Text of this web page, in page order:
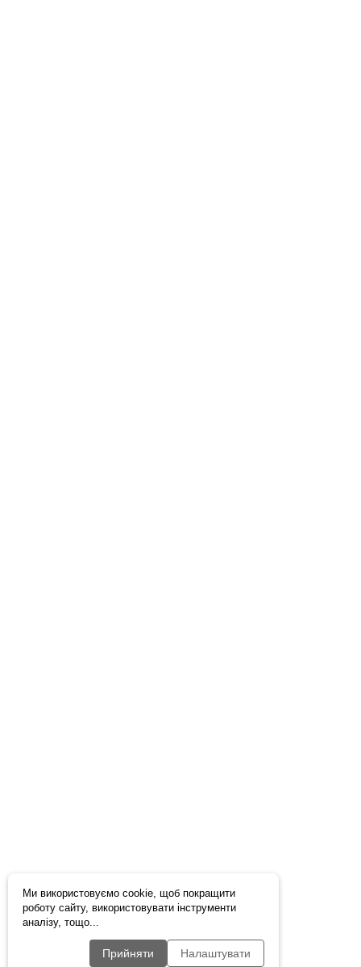
Ми використовуємо cookie, щоб покращити
роботу сайту, використовувати інструменти
аналізу, тощо...
Прийняти Налаштувати